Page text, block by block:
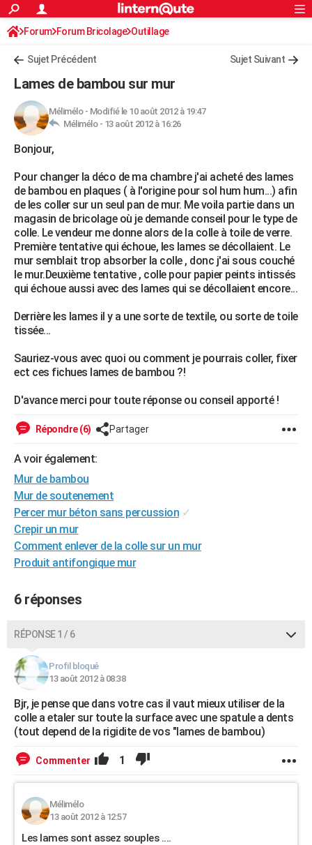
ACTUALITÉS
Politique
Société
Faits Divers
Education
Monde
Villes
+
FINANCE
Retraite
Impôts
Epargne
Immobilier
Risques naturels par ville
Banque
Assurance
Crédit
AUTO
Essais
Réserver un essai
Citadines
Berlines
SUV
Forum auto
+HIGH-TECH
Mobiles
Meilleur smartphone
Internet
Ordinateurs
Jeux vidéo
Guide high-tech
+BRICOLAGE
Forum
Aménagement intérieur
Extérieur
Cuisine
Salle de bains
Jardinage
Rangement
WEEK-END
Guides de France
Escapades
Patrimoine
Expositions
Musées
Week-end nature
+LIFESTYLE
Art de vivre
Bien-être
Loisirs
ModeModes de vie
SANTE
Alimentation
Guide de la santé
Maladies
Médicaments
Sommeil
Destinations
City break
Voyage nature
Voyage de noces
Forum
Climat
+PHOTO
GUIDES D'ACHAT
Carte de Noël
Carte Bonne année
Carte Saint-Valentin
Carte Pâques
Carte d'anniversaire
Dictionnaire
Biographies
Expressions
Proverbes
COPAINS D'AVANT
S'inscrire
Se connecter
Lycées
Collèges
Primaires
Universités
Entreprises
Service militaire
Avis de recherche
AVIS DE DÉCÈS
S'inscrire
Connexion
Forum Forum Bricolage Outillage
Sujet Précédent Sujet Suivant
Lames de bambou sur mur
Mélimélo- Modifié le 10 août 2012 à 19:47
Mélimélo - 13 août 2012 à 16:26
Bonjour,
Pour changer la déco de ma chambre j'ai acheté des lames
de bambou en plaques ( à l'origine pour sol hum hum...) afin
de les coller sur un seul pan de mur. Me voila partie dans un
magasin de bricolage où je demande conseil pour le type de
colle. Le vendeur me donne alors de la colle à toile de verre.
Première tentative qui échoue, les lames se décollaient. Le
mur semblait trop absorber la colle , donc j'ai sous couché
le mur.Deuxième tentative , colle pour papier peints intissés
qui échoue aussi avec des lames qui se décollaient encore...
Derrière les lames il y a une sorte de textile, ou sorte de toile
tissée...
Sauriez-vous avec quoi ou comment je pourrais coller, fixer
ect ces fichues lames de bambou ?!
D'avance merci pour toute réponse ou conseil apporté !
Répondre (6) Partager
A voir également:
Mur de bambou
Mur de soutenement
Percer mur béton sans percussion ✓
Crepir un mur
Comment enlever de la colle sur un mur
Produit antifongique mur
6 réponses
RÉPONSE 1 / 6
Profil bloqué
13 août 2012 à 08:38
Bjr, je pense que dans votre cas il vaut mieux utiliser de la
colle a etaler sur toute la surface avec une spatule a dents
(tout depend de la rigidite de vos "lames de bambou)
Commenter 1
Mélimélo
13 août 2012 à 12:57
Les lames sont assez souples ....